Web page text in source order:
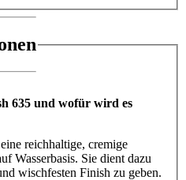
635 und wofür wird es
reichhaltige, cremige
Wasserbasis. Sie dient dazu
wischfesten Finish zu geben.